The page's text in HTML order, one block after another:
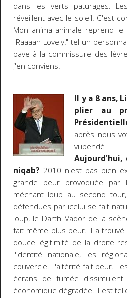
dans les verts paturages.
réveillent avec le soleil. C'est
Mon anima animale reprend
"Raaaah Lovely!" tel un
bave à la commissure des
j'en conviens.
Il y a 8 ans,
plier au
après nous
vilipendé
Aujourd'hui,
niqab? 2010 n'est pas bien
grande peur provoquée par
méchant loup au second
défendues par icelui se fait
loup, le Darth Vador de la
fait même plus peur. Il a
douce légitimité de la droite
l'identité nationale, les
couvercle. L'altérité fait peur.
écrans de fumée
économique dégradée. Il est